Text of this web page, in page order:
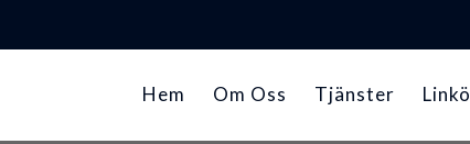
Hem Om Oss Tjänster